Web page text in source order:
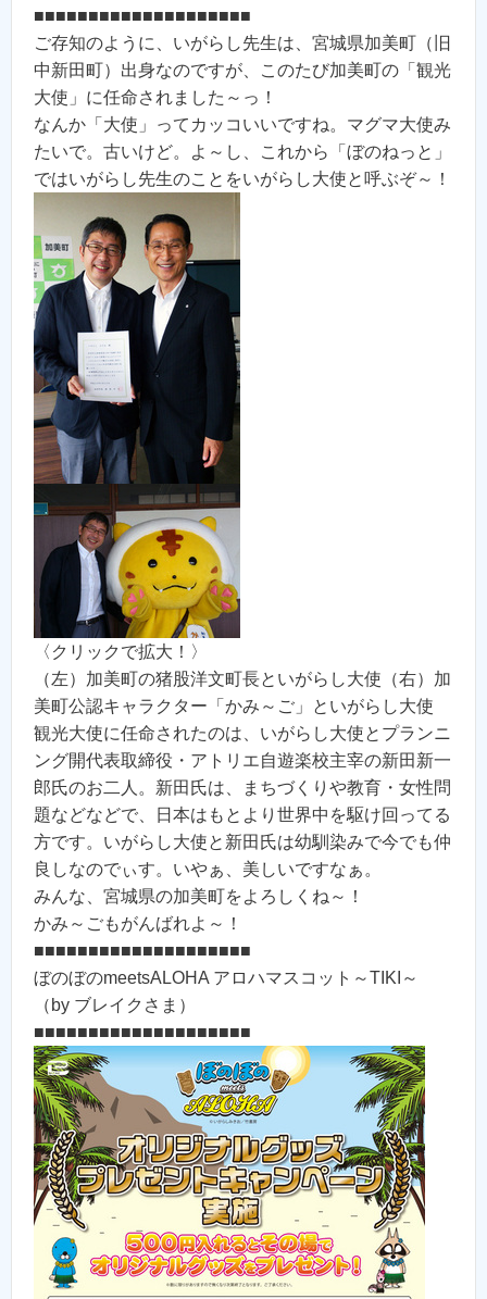
■■■■■■■■■■■■■■■■■■■■
ご存知のように、いがらし先生は、宮城県加美町（旧
中新田町）出身なのですが、このたび加美町の「観光
大使」に任命されました～っ！
なんか「大使」ってカッコいいですね。マグマ大使み
たいで。古いけど。よ～し、これから「ぼのねっと」
ではいがらし先生のことをいがらし大使と呼ぶぞ～！
〈クリックで拡大！〉
（左）加美町の猪股洋文町長といがらし大使（右）加
美町公認キャラクター「かみ～ご」といがらし大使
観光大使に任命されたのは、いがらし大使とプランニ
ング開代表取締役・アトリエ自遊楽校主宰の新田新一
郎氏のお二人。新田氏は、まちづくりや教育・女性問
題などなどで、日本はもとより世界中を駆け回ってる
方です。いがらし大使と新田氏は幼馴染みで今でも仲
良しなのでぃす。いやぁ、美しいですなぁ。
みんな、宮城県の加美町をよろしくね～！
かみ～ごもがんばれよ～！
■■■■■■■■■■■■■■■■■■■■
ぼのぼのmeetsALOHA アロハマスコット～TIKI～
（by ブレイクさま）
■■■■■■■■■■■■■■■■■■■■